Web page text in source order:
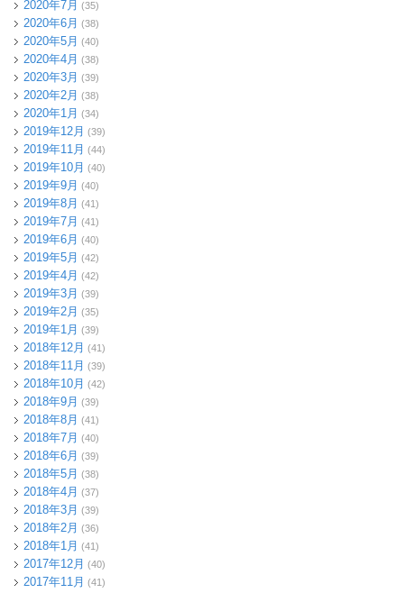
2020年7月 (35)
2020年6月 (38)
2020年5月 (40)
2020年4月 (38)
2020年3月 (39)
2020年2月 (38)
2020年1月 (34)
2019年12月 (39)
2019年11月 (44)
2019年10月 (40)
2019年9月 (40)
2019年8月 (41)
2019年7月 (41)
2019年6月 (40)
2019年5月 (42)
2019年4月 (42)
2019年3月 (39)
2019年2月 (35)
2019年1月 (39)
2018年12月 (41)
2018年11月 (39)
2018年10月 (42)
2018年9月 (39)
2018年8月 (41)
2018年7月 (40)
2018年6月 (39)
2018年5月 (38)
2018年4月 (37)
2018年3月 (39)
2018年2月 (36)
2018年1月 (41)
2017年12月 (40)
2017年11月 (41)